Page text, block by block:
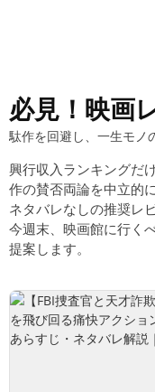
必見！映画
駄作を回避し、一生モノ
興行収入ランキングだ
作の賛否両論を中立的に
ネタバレなしの推奨レ
今週末、映画館に行く
提案します。